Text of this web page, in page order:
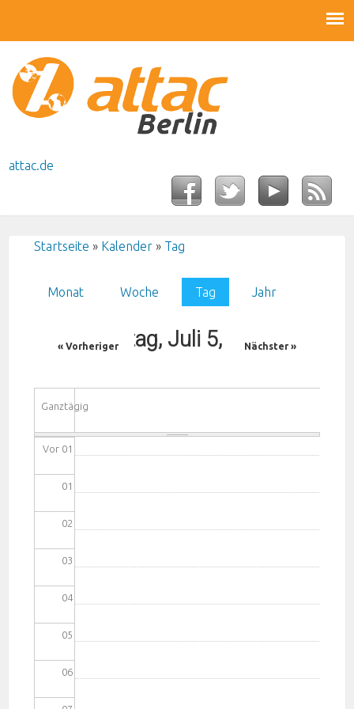
attac.de
Startseite » Kalender » Tag
Monat Woche Tag (aktiver Reiter)
Jahr
Sonntag, Juli 5, 2026
« Vorheriger Nächster »
Ganztägig
Vor 01
01
02
03
04
05
06